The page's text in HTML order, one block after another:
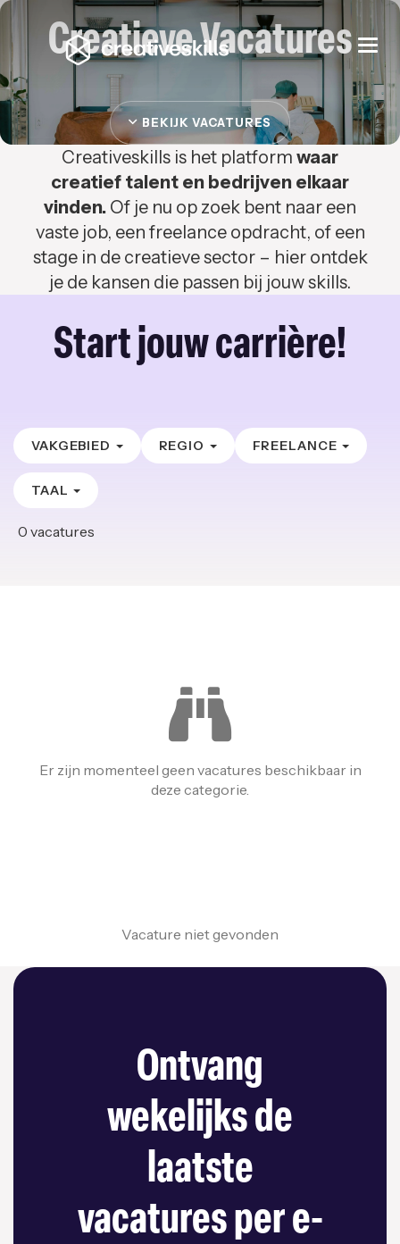
Creatieve Vacatures
BEKIJK VACATURES
Creativeskills is het platform waar
creatief talent en bedrijven elkaar
vinden. Of je nu op zoek bent naar een
vaste job, een freelance opdracht, of een
stage in de creatieve sector – hier ontdek
je de kansen die passen bij jouw skills.
Start jouw carrière!
VAKGEBIED REGIO FREELANCE
TAAL
0 vacatures
Er zijn momenteel geen vacatures beschikbaar in
deze categorie.
Vacature niet gevonden
Ontvang
wekelijks de
laatste
vacatures per e-